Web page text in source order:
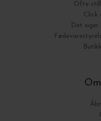
Ofte
Click
Det siger